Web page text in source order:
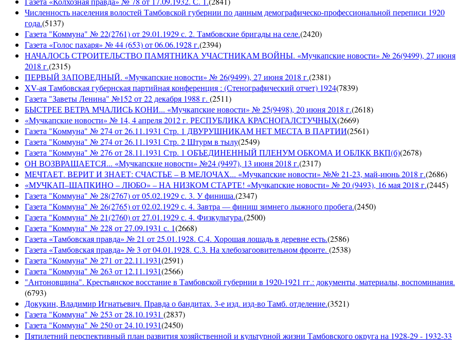
Численность населения волостей Тамбовской губернии по данным демографическо-профессиональной переписи 1920
года.(5137)
Газета "Коммуна" № 22(2761) от 29.01.1929 с. 2. Тамбовские бригады на селе.(2420)
Газета «Голос пахаря» № 44 (653) от 06.06.1928 г.(2394)
НАЧАЛОСЬ СТРОИТЕЛЬСТВО ПАМЯТНИКА УЧАСТНИКАМ ВОЙНЫ. «Мучкапские новости» № 26(9499), 27 июня
2018 г.(2315)
ПЕРВЫЙ ЗАПОВЕДНЫЙ. «Мучкапские новости» № 26(9499), 27 июня 2018 г.(2381)
XV-ая Тамбовская губернская партийная конференция : (Стенографический отчет) 1924(7839)
Газета "Заветы Ленина" №152 от 22 декабря 1988 г. (2511)
БЫСТРЕЕ ВЕТРА МЧАЛИСЬ КОНИ... «Мучкапские новости» № 25(9498), 20 июня 2018 г.(2618)
«Мучкапские новости» № 14, 4 апреля 2012 г. РЕСПУБЛИКА КРАСНОГАЛСТУЧНЫХ(2669)
Газета "Коммуна" № 274 от 26.11.1931 Стр. 1 ДВУРУШНИКАМ НЕТ МЕСТА В ПАРТИИ(2561)
Газета "Коммуна" № 274 от 26.11.1931 Стр. 2 Штурм в тылу(2549)
Газета "Коммуна" № 276 от 28.11.1931 Стр. 1 ОБЪЕДИНЕННЫЙ ПЛЕНУМ ОБКОМА И ОБЛКК ВКП(б)(2678)
ОН ВОЗВРАЩАЕТСЯ... «Мучкапские новости» №24 (9497), 13 июня 2018 г.(2317)
МЕЧТАЕТ. ВЕРИТ И ЗНАЕТ: СЧАСТЬЕ – В МЕЛОЧАХ... «Мучкапские новости» №№ 21-23, май-июнь 2018 г.(2686)
«МУЧКАП–ШАПКИНО – ЛЮБО» – НА НИЗКОМ СТАРТЕ! «Мучкапские новости» № 20 (9493), 16 мая 2018 г.(2445)
Газета "Коммуна" № 28(2767) от 05.02.1929 с. 3. У финиша.(2347)
Газета "Коммуна" № 26(2765) от 02.02.1929 с. 4. Завтра — финиш зимнего лыжного пробега.(2450)
Газета "Коммуна" № 21(2760) от 27.01.1929 с. 4. Физкультура.(2500)
Газета "Коммуна" № 228 от 27.09.1931 с. 1(2668)
Газета «Тамбовская правда» № 21 от 25.01.1928. С.4. Хорошая лошадь в деревне есть.(2586)
Газета «Тамбовская правда» № 3 от 04.01.1928. С.3. На хлебозагоовительном фронте. (2538)
Газета "Коммуна" № 271 от 22.11.1931(2591)
Газета "Коммуна" № 263 от 12.11.1931(2566)
"Антоновщина". Крестьянское восстание в Тамбовской губернии в 1920-1921 гг.: документы, материалы, воспоминания.
(6793)
Докукин, Владимир Игнатьевич. Правда о бандитах. 3-е изд. изд-во Тамб. отделение.(3521)
Газета "Коммуна" № 253 от 28.10.1931 (2837)
Газета "Коммуна" № 250 от 24.10.1931(2450)
Пятилетний перспективный план развития хозяйственной и культурной жизни Тамбовского округа на 1928-29 - 1932-33